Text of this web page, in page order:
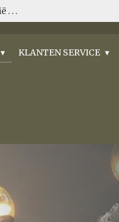
. . .
KLANTEN SERVICE